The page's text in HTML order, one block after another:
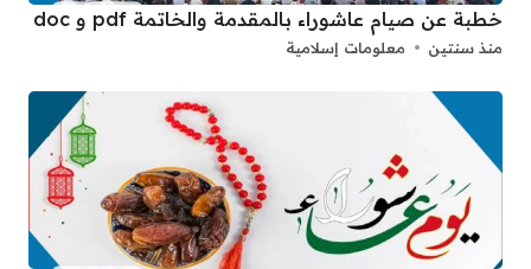
خطبة عن صيام عاشوراء بالمقدمة والخاتمة pdf و doc
منذ سنتين معلومات إسلامية